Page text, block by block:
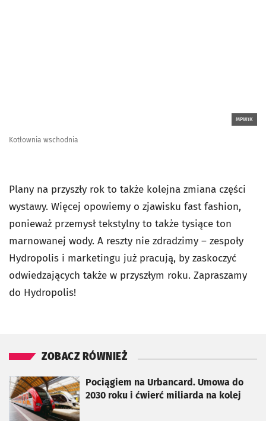
MPWiK
Kotłownia wschodnia
Plany na przyszły rok to także kolejna zmiana części
wystawy. Więcej opowiemy o zjawisku fast fashion,
ponieważ przemysł tekstylny to także tysiące ton
marnowanej wody. A reszty nie zdradzimy – zespoły
Hydropolis i marketingu już pracują, by zaskoczyć
odwiedzających także w przyszłym roku. Zapraszamy
do Hydropolis!
ZOBACZ RÓWNIEŻ
Pociągiem na Urbancard. Umowa do
2030 roku i ćwierć miliarda na kolej
otworzy się w nowej karcie